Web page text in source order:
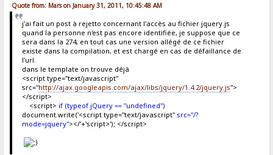
Quote from: Mars on January 31, 2011, 10:45:48 AM
j'ai fait un post à rejetto concernant l'accès au fichier jquery.js
quand la personne n'est pas encore identifiée, je suppose que ce
sera dans la 274, en tout cas une version allégé de ce fichier
existe dans la compilation, et est chargé en cas de défaillance de
l'url.
dans le template on trouve déjà
<script type="text/javascript"
src="http://ajax.googleapis.com/ajax/libs/jquery/1.4.2/jquery.js">
</script>
<script> if (typeof jQuery == "undefined")
document.write('<script type="text/javascript" src="/?
mode=jquery"></'+'script>'); </script>